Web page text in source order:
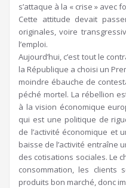
s’attaque à la « crise » avec
Cette attitude devait
originales, voire
l’emploi.
Aujourd’hui, c’est tout le
la République a choisi un
moindre ébauche de
péché mortel. La rébellion
à la vision économique
qui est une politique de
de l’activité économique et
baisse de l’activité entraîne
des cotisations sociales. Le
consommation, les clients
produits bon marché, donc